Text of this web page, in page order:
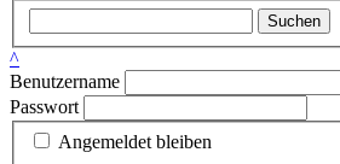
Suchen
^
Benutzername
Passwort
Angemeldet bleiben